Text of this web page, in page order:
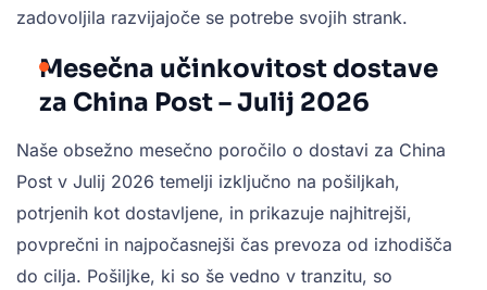
zadovoljila razvijajoče se potrebe svojih strank.
Mesečna učinkovitost dostave
za China Post – Julij 2026
Naše obsežno mesečno poročilo o dostavi za China
Post v Julij 2026 temelji izključno na pošiljkah,
potrjenih kot dostavljene, in prikazuje najhitrejši,
povprečni in najpočasnejši čas prevoza od izhodišča
do cilja. Pošiljke, ki so še vedno v tranzitu, so